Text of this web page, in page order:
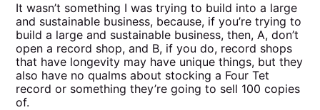
It wasn’t something I was trying to build into a large
and sustainable business, because, if you’re trying to
build a large and sustainable business, then, A, don’t
open a record shop, and B, if you do, record shops
that have longevity may have unique things, but they
also have no qualms about stocking a Four Tet
record or something they’re going to sell 100 copies
of.